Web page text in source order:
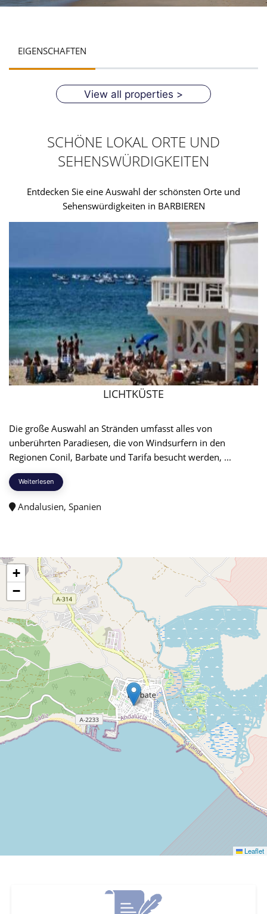
EIGENSCHAFTEN
View all properties >
SCHÖNE LOKAL ORTE UND
SEHENSWÜRDIGKEITEN
Entdecken Sie eine Auswahl der schönsten Orte und
Sehenswürdigkeiten in BARBIEREN
LICHTKÜSTE
Die große Auswahl an Stränden umfasst alles von
unberührten Paradiesen, die von Windsurfern in den
Regionen Conil, Barbate und Tarifa besucht werden, ...
Weiterlesen
Andalusien, Spanien
+
−
Leaflet